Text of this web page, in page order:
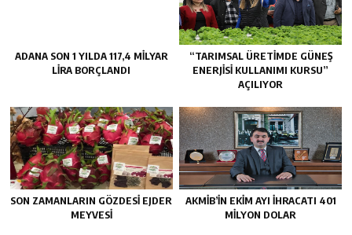
ADANA SON 1 YILDA 117,4 MİLYAR
LİRA BORÇLANDI
“TARIMSAL ÜRETİMDE GÜNEŞ
ENERJİSİ KULLANIMI KURSU”
AÇILIYOR
SON ZAMANLARIN GÖZDESİ EJDER
MEYVESİ
AKMİB’İN EKİM AYI İHRACATI 401
MİLYON DOLAR